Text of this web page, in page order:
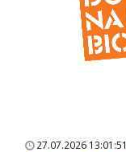
27.07.2026 13:01:51